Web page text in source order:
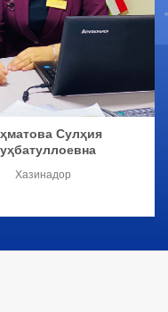
Сулҳия
Хазинадор